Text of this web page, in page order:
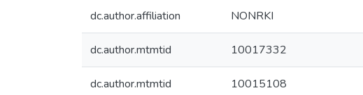
dc.author.affiliation NONRKI
dc.author.mtmtid 10017332
dc.author.mtmtid 10015108